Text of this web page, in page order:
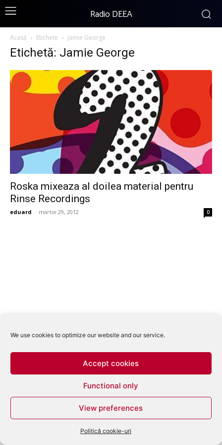
We use cookies to optimize our website and our service.
Accept cookies
Functional only
View preferences
Politică cookie-uri
Radio DEEA
Acasă Etichete Jamie George
Etichetă: Jamie George
Roska mixeaza al doilea material pentru
Rinse Recordings
eduard - martie 29, 2012 0